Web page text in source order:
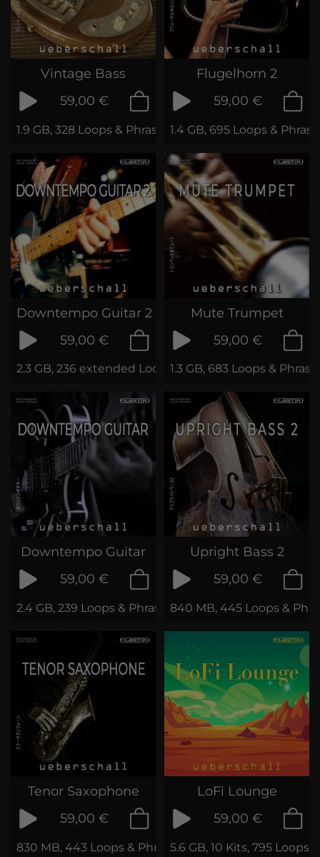
Vintage Bass
59,00 €
1.9 GB, 328 Loops & Phrases
Flugelhorn 2
59,00 €
1.4 GB, 695 Loops &
Downtempo Guitar 2
59,00 €
2.3 GB, 236 extended Loops & Phrases
Mute Trumpet
59,00 €
1.3 GB, 683 Loops &
Downtempo Guitar
59,00 €
2.4 GB, 239 Loops & Phrases
Upright Bass 2
59,00 €
840 MB, 445 Loops &
Tenor Saxophone
59,00 €
830 MB, 443 Loops & Phrases
LoFi Lounge
59,00 €
5.6 GB, 10 Kits, 795 Loops